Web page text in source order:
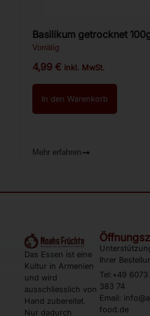
Vorrätig
4,99€ inkl. MwSt.
In den Warenkorb
Mehr erfahren
Das Essen ist eine
Kultur in Armenien
und wird
ausschliesslich von
Hand zubereitet.
Nur dadurch
Ihrer
Tel:+49 6073
383 74
Email:
food.de